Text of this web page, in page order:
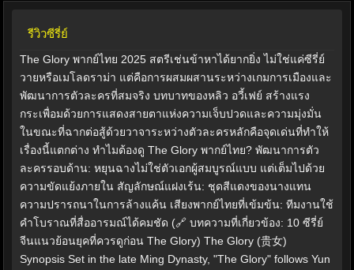
รีวิวซีรี่ย์
The Glory พากย์ไทย 2025 สตรีเช่นข้าหาได้ยากยิ่ง ไม่ใช่แค่ซีรี่ย์
วายหรือเมโลดราม่า แต่คือการผสมผสานระหว่างเกมการเมืองและ
พัฒนาการตัวละครที่สมจริง บทบาทของหลิว อวี้เฟย์ สร้างแรง
กระเพื่อมด้วยการแสดงสายตาแห่งความเจ็บปวดและความมุ่งมั่น
ในขณะที่ฉากต่อสู้ด้วยวาจาระหว่างตัวละครหลักคือจุดเด่นที่ทำให้
เรื่องนี้แตกต่าง ทำไมต้องดู The Glory พากย์ไทย? พัฒนาการตัว
ละครรอบด้าน: หยุนฉางไม่ใช่ตัวเอกผู้สมบูรณ์แบบ แต่เต็มไปด้วย
ความขัดแย้งภายใน สัญลักษณ์แฝงเร้น: ชุดสีแดงของนางแทน
ความปรารถนาในการล้างแค้น เสียงพากย์ไทยที่เข้มข้น: ทีมงานใช้
คำโบราณที่สื่ออารมณ์ได้คมชัด (🔗 บทความที่เกี่ยวข้อง: 10 ซีรี่ย์
จีนแนวย้อนยุคที่ควรดูก่อน The Glory) The Glory (贵女)
Synopsis Set in the late Ming Dynasty, "The Glory" follows Yun